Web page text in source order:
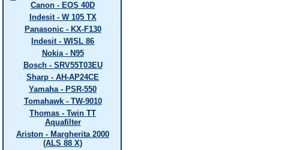
Canon - EOS 40D
Indesit - W 105 TX
Panasonic - KX-F130
Indesit - WISL 86
Nokia - N95
Bosch - SRV55T03EU
Sharp - AH-AP24CE
Yamaha - PSR-550
Tomahawk - TW-9010
Thomas - Twin TT
Aquafilter
Ariston - Margherita 2000
(ALS 88 X)